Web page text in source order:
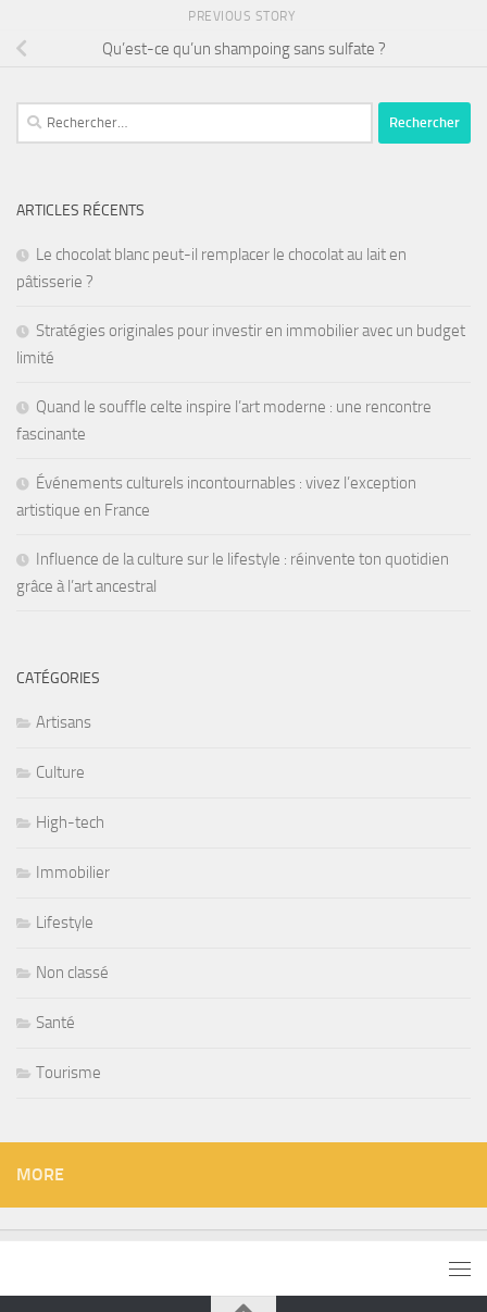
PREVIOUS STORY
Qu’est-ce qu’un shampoing sans sulfate ?
ARTICLES RÉCENTS
Le chocolat blanc peut-il remplacer le chocolat au lait en
pâtisserie ?
Stratégies originales pour investir en immobilier avec un budget
limité
Quand le souffle celte inspire l’art moderne : une rencontre
fascinante
Événements culturels incontournables : vivez l’exception
artistique en France
Influence de la culture sur le lifestyle : réinvente ton quotidien
grâce à l’art ancestral
CATÉGORIES
Artisans
Culture
High-tech
Immobilier
Lifestyle
Non classé
Santé
Tourisme
MORE